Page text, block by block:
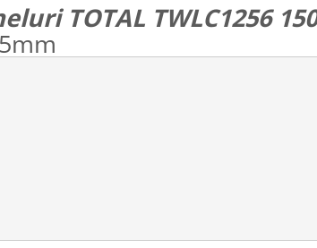
TOTAL TWLC1256